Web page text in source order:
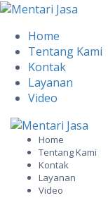
Home
Tentang Kami
Kontak
Layanan
Video
Skip
content
Home
Tentang Kami
Kontak
Layanan
Video